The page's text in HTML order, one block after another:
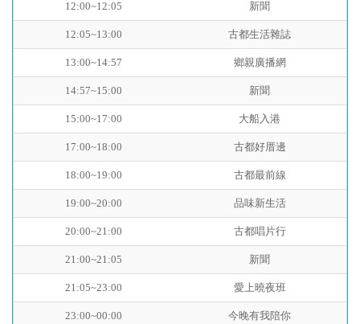
12:00~12:05 新聞
12:05~13:00 古都生活雜誌
13:00~14:57 鄉親廣播網
14:57~15:00 新聞
15:00~17:00 大船入港
17:00~18:00 古都好厝邊
18:00~19:00 古都最前線
19:00~20:00 品味新生活
20:00~21:00 古都唱片行
21:00~21:05 新聞
21:05~23:00 愛上曉夜班
23:00~00:00 今晚有我陪你